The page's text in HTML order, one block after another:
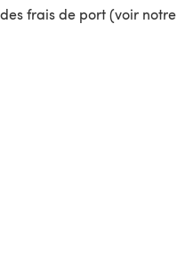
frais de port (voir notre